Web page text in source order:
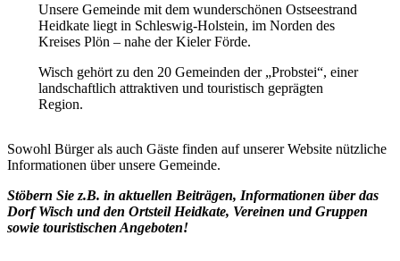
Unsere Gemeinde mit dem wunderschönen Ostseestrand
Heidkate liegt in Schleswig-Holstein, im Norden des
Kreises Plön – nahe der Kieler Förde.
Wisch gehört zu den 20 Gemeinden der „Probstei“, einer
landschaftlich attraktiven und touristisch geprägten
Region.
Sowohl Bürger als auch Gäste finden auf unserer Website nützliche
Informationen über unsere Gemeinde.
Stöbern Sie z.B. in aktuellen Beiträgen, Informationen über das
Dorf Wisch und den Ortsteil Heidkate, Vereinen und Gruppen
sowie touristischen Angeboten!